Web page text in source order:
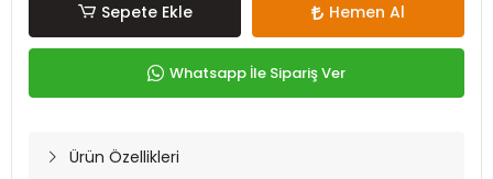
Sepete Ekle Hemen Al
Whatsapp İle Sipariş Ver
Ürün Özellikleri